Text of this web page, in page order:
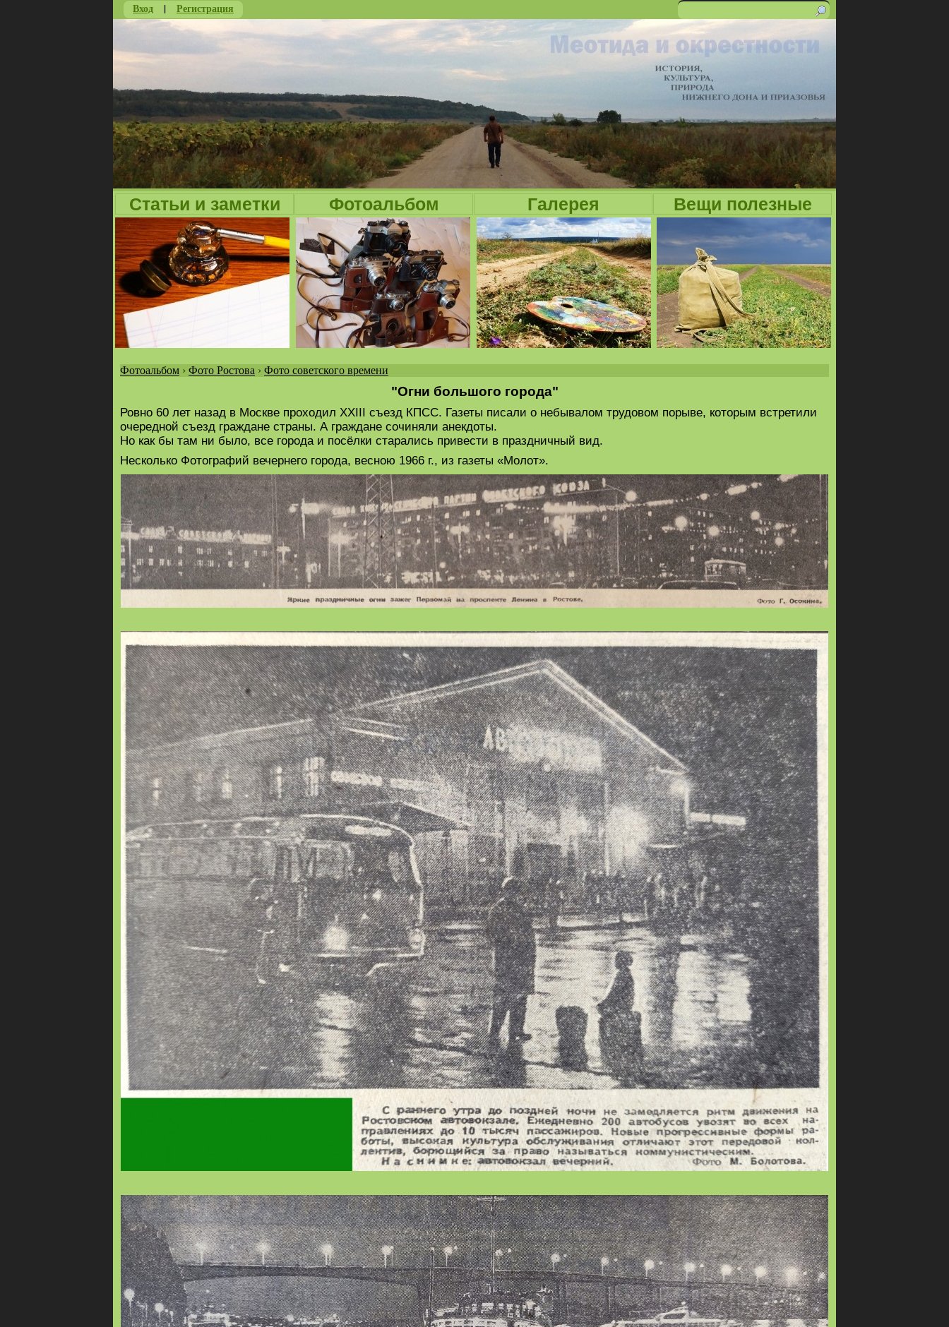
Вход | Регистрация
Форма
поиска
Поиск
Статьи и заметки Фотоальбом Галерея Вещи полезные
здесь
Фотоальбом › Фото Ростова › Фото советского времени
"Огни большого города"
Ровно 60 лет назад в Москве проходил XXIII съезд КПСС. Газеты писали о небывалом трудовом порыве, которым встретили
очередной съезд граждане страны. А граждане сочиняли анекдоты.
Но как бы там ни было, все города и посёлки старались привести в праздничный вид.
Несколько Фотографий вечернего города, весною 1966 г., из газеты «Молот».